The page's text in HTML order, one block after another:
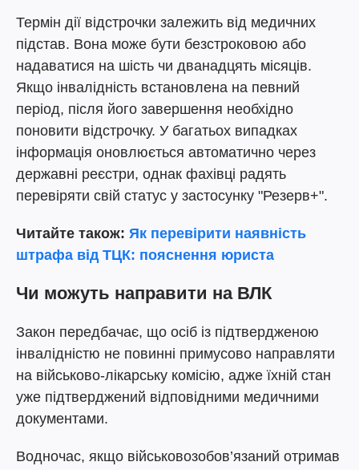
Термін дії відстрочки залежить від медичних
підстав. Вона може бути безстроковою або
надаватися на шість чи дванадцять місяців.
Якщо інвалідність встановлена на певний
період, після його завершення необхідно
поновити відстрочку. У багатьох випадках
інформація оновлюється автоматично через
державні реєстри, однак фахівці радять
перевіряти свій статус у застосунку "Резерв+".
Читайте також: Як перевірити наявність
штрафа від ТЦК: пояснення юриста
Чи можуть направити на ВЛК
Закон передбачає, що осіб із підтвердженою
інвалідністю не повинні примусово направляти
на військово-лікарську комісію, адже їхній стан
уже підтверджений відповідними медичними
документами.
Водночас, якщо військовозобов’язаний отримав